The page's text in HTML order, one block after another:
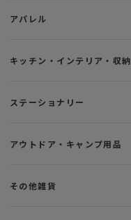
アパレル
キッチン・インテリア・収納
ステーショナリー
アウトドア・キャンプ用品
その他雑貨